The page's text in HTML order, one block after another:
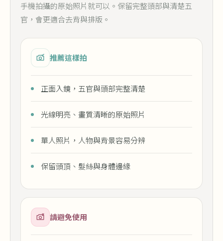
手機拍攝的原始照片就可以。保留完整頭部與清楚五
官，會更適合去背與排版。
推薦這樣拍
正面入鏡，五官與頭部完整清楚
光線明亮、畫質清晰的原始照片
單人照片，人物與背景容易分辨
保留頭頂、髮絲與身體邊緣
請避免使用